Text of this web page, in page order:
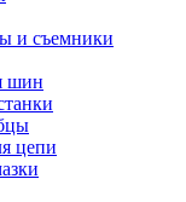
и съемники
шин
цепи